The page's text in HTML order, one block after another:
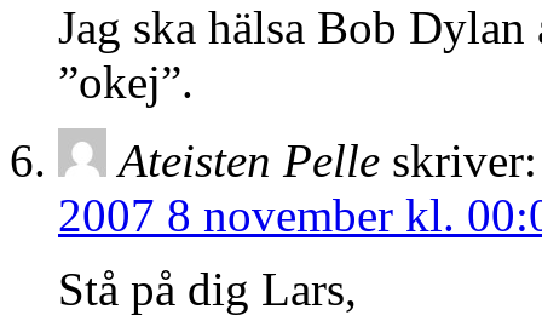
Jag ska hälsa Bob
”okej”.
Ateisten Pelle skriver:
2007 8 november kl.
Stå på dig Lars,